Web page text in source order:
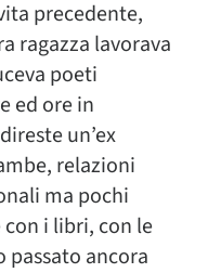
precedente,
ragazza lavorava
poeti
ed ore in
un’ex
relazioni
ma pochi
i libri, con le
passato ancora